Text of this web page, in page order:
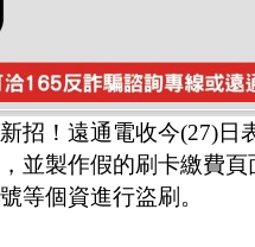
招！遠通電收今(27)日
並製作假的刷卡繳費
等個資進行盜刷。